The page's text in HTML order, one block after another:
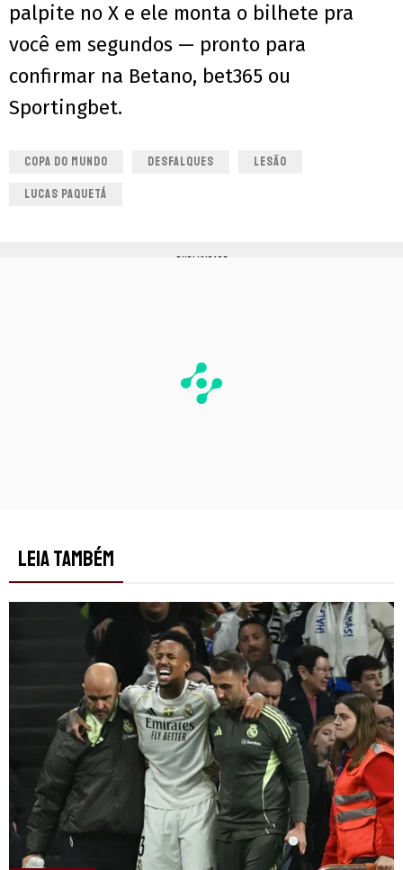
palpite no X e ele monta o bilhete pra
você em segundos — pronto para
confirmar na Betano, bet365 ou
Sportingbet.
COPA DO MUNDO DESFALQUES LESÃO
LUCAS PAQUETÁ
PUBLICIDADE
LEIA TAMBÉM